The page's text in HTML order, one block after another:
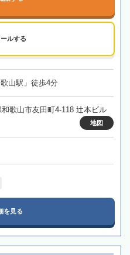
ルする
山駅」徒歩4分
歌山市友田町4-118 辻本ビル
地図
を見る